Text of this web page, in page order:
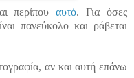
περίπουαυτό. Για όσες
πανεύκολο και ράβεται
αν και αυτή επάνω